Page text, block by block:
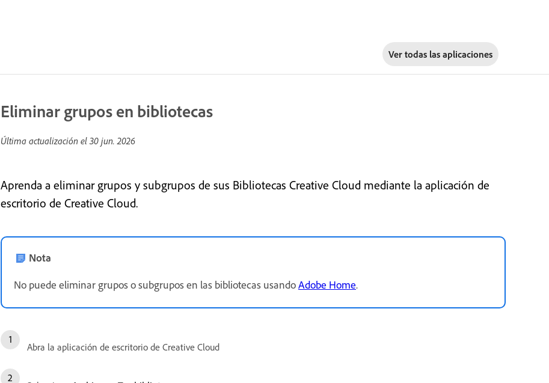
Ver todas las aplicaciones
Eliminar grupos en bibliotecas
Última actualización el 30 jun. 2026
Aprenda a eliminar grupos y subgrupos de sus Bibliotecas Creative Cloud mediante la aplicación de
escritorio de Creative Cloud.
Nota
No puede eliminar grupos o subgrupos en las bibliotecas usandoAdobe Home.
Abra la aplicación de escritorio de Creative Cloud